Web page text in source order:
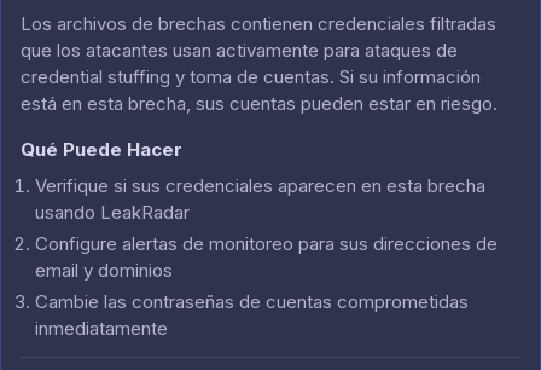
Los archivos de brechas contienen credenciales filtradas
que los atacantes usan activamente para ataques de
credential stuffing y toma de cuentas. Si su información
está en esta brecha, sus cuentas pueden estar en riesgo.
Qué Puede Hacer
Verifique si sus credenciales aparecen en esta brecha
usando LeakRadar
Configure alertas de monitoreo para sus direcciones de
email y dominios
Cambie las contraseñas de cuentas comprometidas
inmediatamente